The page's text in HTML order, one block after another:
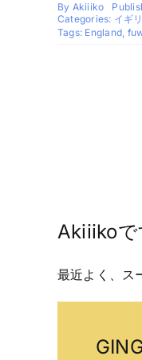
By Akiiiko
Categories: イギ
Tags: England,
Akiiikoで
最近よく、ス